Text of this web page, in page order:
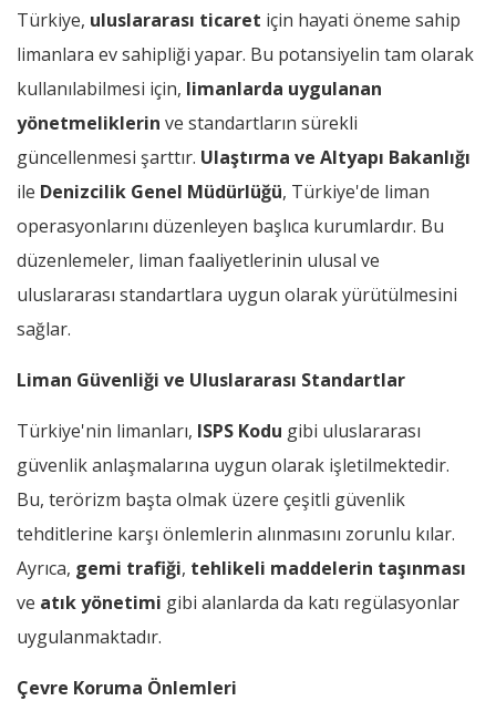
Türkiye, uluslararası ticaret için hayati öneme sahip
limanlara ev sahipliği yapar. Bu potansiyelin tam olarak
kullanılabilmesi için, limanlarda uygulanan
yönetmeliklerin ve standartların sürekli
güncellenmesi şarttır. Ulaştırma ve Altyapı Bakanlığı
ile Denizcilik Genel Müdürlüğü, Türkiye'de liman
operasyonlarını düzenleyen başlıca kurumlardır. Bu
düzenlemeler, liman faaliyetlerinin ulusal ve
uluslararası standartlara uygun olarak yürütülmesini
sağlar.
Liman Güvenliği ve Uluslararası Standartlar
Türkiye'nin limanları, ISPS Kodu gibi uluslararası
güvenlik anlaşmalarına uygun olarak işletilmektedir.
Bu, terörizm başta olmak üzere çeşitli güvenlik
tehditlerine karşı önlemlerin alınmasını zorunlu kılar.
Ayrıca, gemi trafiği, tehlikeli maddelerin taşınması
ve atık yönetimi gibi alanlarda da katı regülasyonlar
uygulanmaktadır.
Çevre Koruma Önlemleri